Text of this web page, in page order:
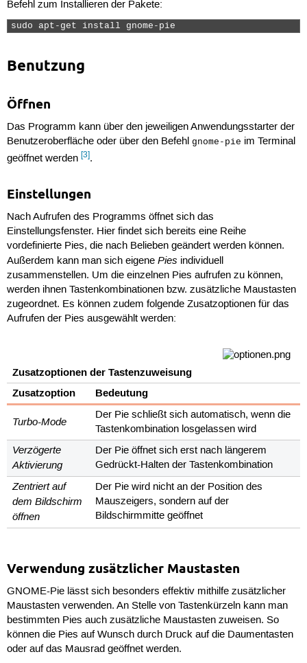
Befehl zum Installieren der Pakete:
sudo apt-get install gnome-pie
Benutzung
Öffnen
Das Programm kann über den jeweiligen Anwendungsstarter der
Benutzeroberfläche oder über den Befehl gnome-pie im Terminal
geöffnet werden [3].
Einstellungen
Nach Aufrufen des Programms öffnet sich das
Einstellungsfenster. Hier findet sich bereits eine Reihe
vordefinierte Pies, die nach Belieben geändert werden können.
Außerdem kann man sich eigene Pies individuell
zusammenstellen. Um die einzelnen Pies aufrufen zu können,
werden ihnen Tastenkombinationen bzw. zusätzliche Maustasten
zugeordnet. Es können zudem folgende Zusatzoptionen für das
Aufrufen der Pies ausgewählt werden:
Zusatzoptionen der Tastenzuweisung
Zusatzoption
Bedeutung
Turbo-Mode
Der Pie schließt sich automatisch, wenn die
Tastenkombination losgelassen wird
Verzögerte
Aktivierung
Der Pie öffnet sich erst nach längerem
Gedrückt-Halten der Tastenkombination
Zentriert auf
dem Bildschirm
öffnen
Der Pie wird nicht an der Position des
Mauszeigers, sondern auf der
Bildschirmmitte geöffnet
Verwendung zusätzlicher Maustasten
GNOME-Pie lässt sich besonders effektiv mithilfe zusätzlicher
Maustasten verwenden. An Stelle von Tastenkürzeln kann man
bestimmten Pies auch zusätzliche Maustasten zuweisen. So
können die Pies auf Wunsch durch Druck auf die Daumentasten
oder auf das Mausrad geöffnet werden.